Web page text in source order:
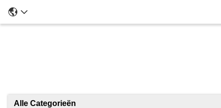
Alle Categorieën